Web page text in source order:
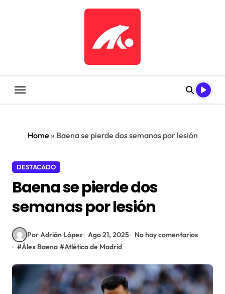
Home » Baena se pierde dos semanas por lesión
DESTACADO
Baena se pierde dos
semanas por lesión
Por Adrián López Ago 21, 2025
No hay comentarios
#Álex Baena #Atlético de Madrid